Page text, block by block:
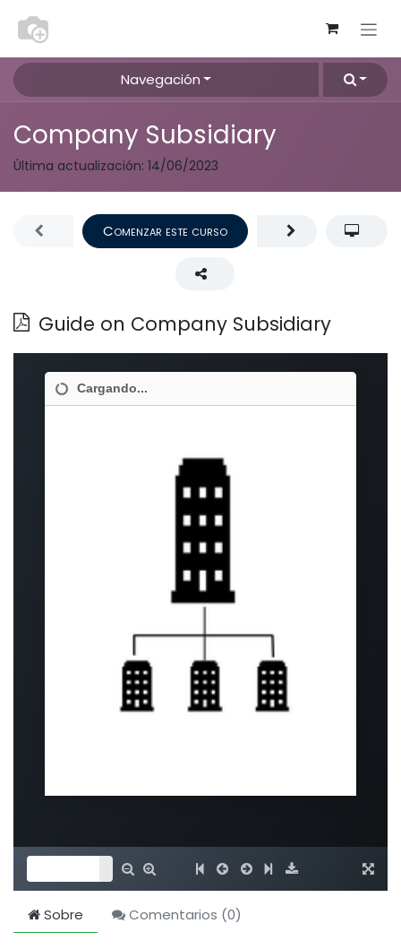
Navegación
Company Subsidiary
Última actualización: 14/06/2023
Guide on Company Subsidiary
Comenzar este curso
Sobre Comentarios (0)